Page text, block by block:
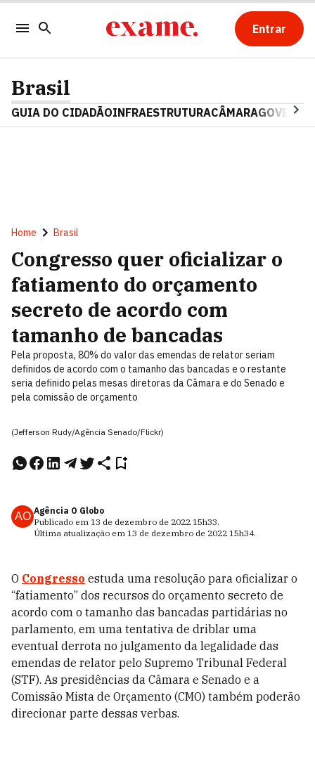
Entrar
Brasil
GUIA DO CIDADÃOINFRAESTRUTURACÂMARAGOVERNO
Home Brasil
Congresso quer oficializar o
fatiamento do orçamento
secreto de acordo com
tamanho de bancadas
Pela proposta, 80% do valor das emendas de relator seriam
definidos de acordo com o tamanho das bancadas e o restante
seria definido pelas mesas diretoras da Câmara e do Senado e
pela comissão de orçamento
(Jefferson Rudy/Agência Senado/Flickr)
AO Agência O Globo
Publicado em 13 de dezembro de 2022 15h33.
Última atualização em 13 de dezembro de 2022 15h34.
O Congresso estuda uma resolução para oficializar o
“fatiamento” dos recursos do orçamento secreto de
acordo com o tamanho das bancadas partidárias no
parlamento, em uma tentativa de driblar uma
eventual derrota no julgamento da legalidade das
emendas de relator pelo Supremo Tribunal Federal
(STF). As presidências da Câmara e Senado e a
Comissão Mista de Orçamento (CMO) também poderão
direcionar parte dessas verbas.